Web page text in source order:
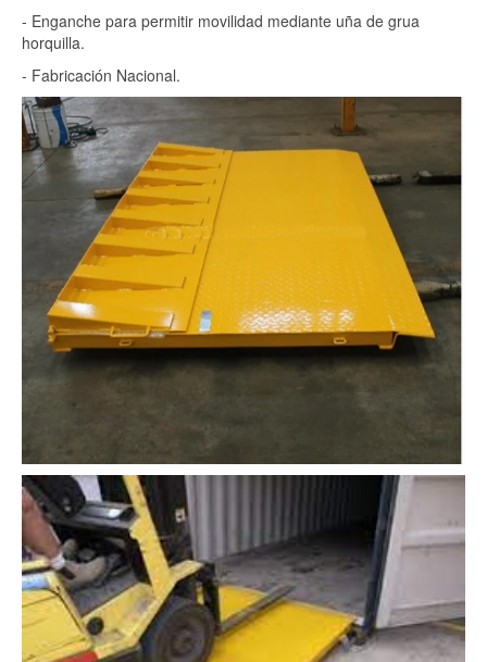
- Enganche para permitir movilidad mediante uña de grua
horquilla.
- Fabricación Nacional.